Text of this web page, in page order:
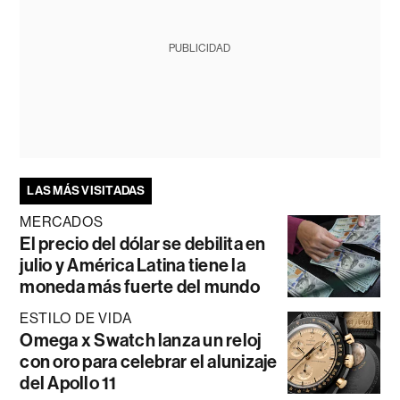
PUBLICIDAD
LAS MÁS VISITADAS
MERCADOS
El precio del dólar se debilita en
julio y América Latina tiene la
moneda más fuerte del mundo
ESTILO DE VIDA
Omega x Swatch lanza un reloj
con oro para celebrar el alunizaje
del Apollo 11